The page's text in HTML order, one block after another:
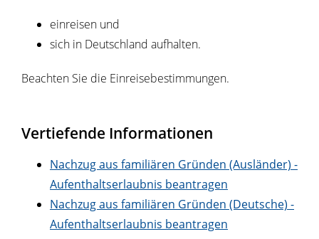
einreisen und
sich in Deutschland aufhalten.
Beachten Sie die Einreisebestimmungen.
Vertiefende Informationen
Nachzug aus familiären Gründen (Ausländer) -
Aufenthaltserlaubnis beantragen
Nachzug aus familiären Gründen (Deutsche) -
Aufenthaltserlaubnis beantragen